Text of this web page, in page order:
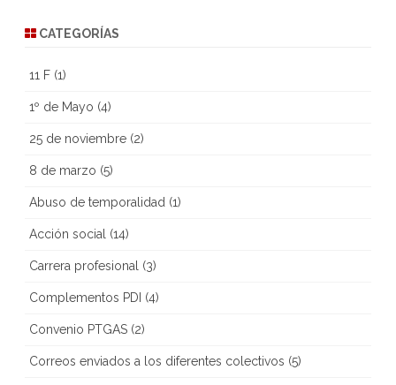
CATEGORÍAS
11 F (1)
1º de Mayo (4)
25 de noviembre (2)
8 de marzo (5)
Abuso de temporalidad (1)
Acción social (14)
Carrera profesional (3)
Complementos PDI (4)
Convenio PTGAS (2)
Correos enviados a los diferentes colectivos (5)